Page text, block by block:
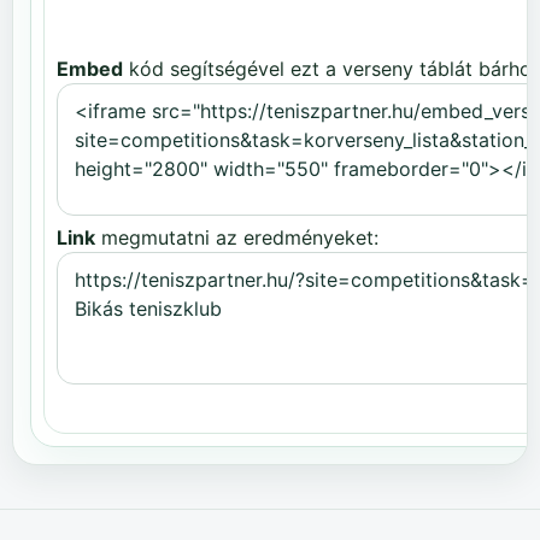
Embed kód segítségével ezt a verseny táblát
Link megmutatni az eredményeket: